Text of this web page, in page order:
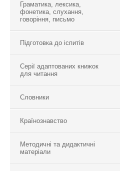
Граматика, лексика,
фонетика, слухання,
говоріння, письмо
Підготовка до іспитів
Серії адаптованих книжок
для читання
Словники
Країнознавство
Методичні та дидактичні
матеріали